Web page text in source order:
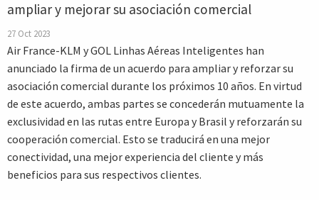
ampliar y mejorar su asociación comercial
27 Oct 2023
Air France-KLM y GOL Linhas Aéreas Inteligentes han
anunciado la firma de un acuerdo para ampliar y reforzar su
asociación comercial durante los próximos 10 años. En virtud
de este acuerdo, ambas partes se concederán mutuamente la
exclusividad en las rutas entre Europa y Brasil y reforzarán su
cooperación comercial. Esto se traducirá en una mejor
conectividad, una mejor experiencia del cliente y más
beneficios para sus respectivos clientes.